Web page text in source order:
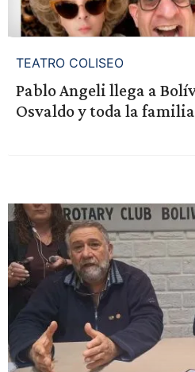
TEATRO COLISEO
Pablo Angeli llega a
Osvaldo y toda la